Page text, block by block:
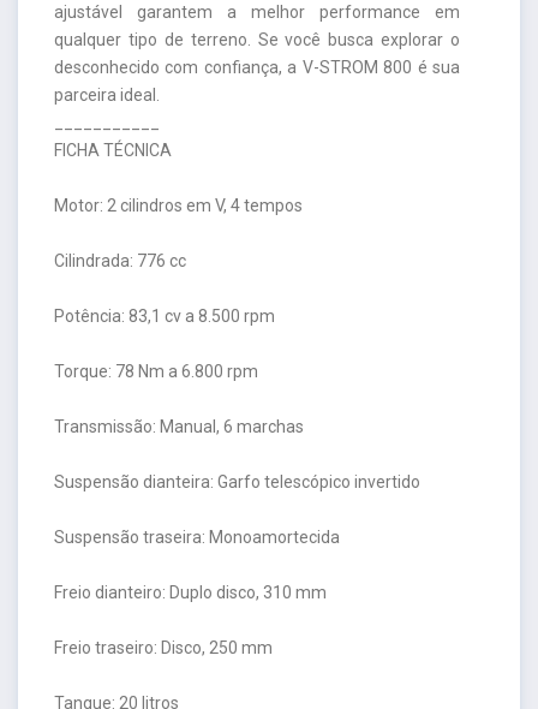
ajustável garantem a melhor performance em
qualquer tipo de terreno. Se você busca explorar o
desconhecido com confiança, a V-STROM 800 é sua
parceira ideal.
FICHA TÉCNICA
Motor: 2 cilindros em V, 4 tempos
Cilindrada: 776 cc
Potência: 83,1 cv a 8.500 rpm
Torque: 78 Nm a 6.800 rpm
Transmissão: Manual, 6 marchas
Suspensão dianteira: Garfo telescópico invertido
Suspensão traseira: Monoamortecida
Freio dianteiro: Duplo disco, 310 mm
Freio traseiro: Disco, 250 mm
Tanque: 20 litros